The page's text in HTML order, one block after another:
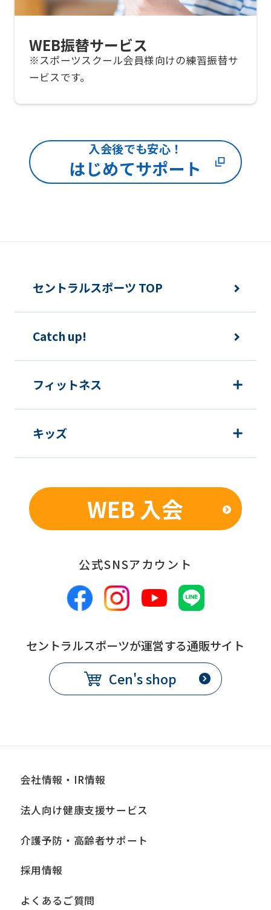
WEB振替サービス
※スポーツスクール会員様向けの練習振替サ
ービスです。
入会後でも安心！
はじめてサポート
differ
the
original
We
that
you
fully
before
the
Automatic
セントラルスポーツ TOP
Catch up!
フィットネス
キッズ
WEB 入会
公式SNSアカウント
セントラルスポーツが運営する通販サイト
Cen's shop
会社情報・IR情報
法人向け健康支援サービス
介護予防・高齢者サポート
採用情報
よくあるご質問